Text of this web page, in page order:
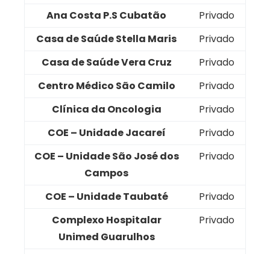
Ana Costa P.S Cubatão
Privado
Casa de Saúde Stella Maris
Privado
Casa de Saúde Vera Cruz
Privado
Centro Médico São Camilo
Privado
Clínica da Oncologia
Privado
COE – Unidade Jacareí
Privado
COE – Unidade São José dos
Campos
Privado
COE – Unidade Taubaté
Privado
Complexo Hospitalar
Unimed Guarulhos
Privado